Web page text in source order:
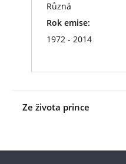
Různá
Rok emise:
1972 - 2014
Ze života prince
řeckém Korfu. Po